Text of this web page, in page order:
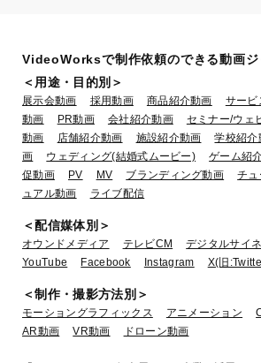
VideoWorksで制作依頼のできる動画ジ
＜用途・目的別＞
展示会動画 採用動画 商品紹介動画 サービ
動画
PR動画 会社紹介動画 セミナー/ウェ
動画
店舗紹介動画 施設紹介動画 学校紹介
画
ウェディング(結婚式ムービー) ゲーム紹
促動画
PV MV ブランディング動画 チュ
ュアル動画
ライブ配信
＜配信媒体別＞
オウンドメディア テレビCM デジタルサイ
YouTube
Facebook Instagram X(旧
＜制作・撮影方法別＞
モーショングラフィックス アニメーション
AR動画
VR動画 ドローン動画